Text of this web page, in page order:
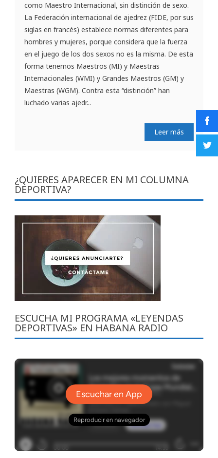
como Maestro Internacional, sin distinción de sexo.
La Federación internacional de ajedrez (FIDE, por sus
siglas en francés) establece normas diferentes para
hombres y mujeres, porque considera que la fuerza
en el juego de los dos sexos no es la misma. De esta
forma tenemos Maestros (MI) y Maestras
Internacionales (WMI) y Grandes Maestros (GM) y
Maestras (WGM). Contra esta “distinción” han
luchado varias ajedr...
Leer más
¿QUIERES APARECER EN MI COLUMNA
DEPORTIVA?
ESCUCHA MI PROGRAMA «LEYENDAS
DEPORTIVAS» EN HABANA RADIO